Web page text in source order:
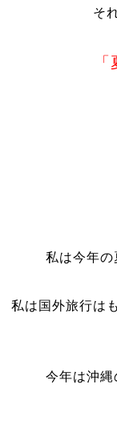
そ
私は今年の
私は国外旅行は
今年は沖縄